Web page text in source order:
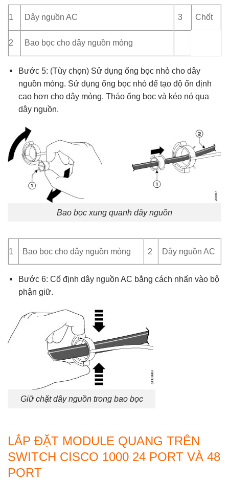
1 Dây nguồn AC 3 Chốt
2 Bao bọc cho dây nguồn mỏng
Bước 5: (Tùy chọn) Sử dụng ống bọc nhỏ cho dây
nguồn mỏng. Sử dụng ống bọc nhỏ để tạo độ ổn định
cao hơn cho dây mỏng. Tháo ống bọc và kéo nó qua
dây nguồn.
Bao bọc xung quanh dây nguồn
1 Bao bọc cho dây nguồn mỏng 2 Dây nguồn AC
Bước 6: Cố định dây nguồn AC bằng cách nhấn vào bộ
phận giữ.
Giữ chặt dây nguồn trong bao bọc
LẮP ĐẶT MODULE QUANG TRÊN
SWITCH CISCO 1000 24 PORT VÀ 48
PORT